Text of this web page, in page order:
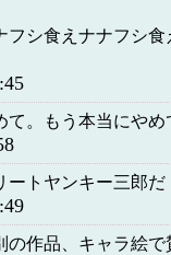
フシ食えナナフシ
。もう本当にやめ
ートヤンキー三郎
の作品、キャラ絵